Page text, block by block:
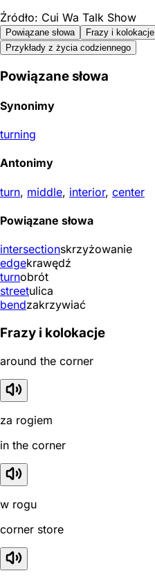
Źródło: Cui Wa Talk Show
Powiązane słowa Frazy i kolokacje
Przykłady z życia codziennego
Powiązane słowa
Synonimy
turning
Antonimy
turn, middle, interior, center
Powiązane słowa
intersectionskrzyżowanie
edgekrawędź
turnobrót
streetulica
bendzakrzywiać
Frazy i kolokacje
around the corner
za rogiem
in the corner
w rogu
corner store